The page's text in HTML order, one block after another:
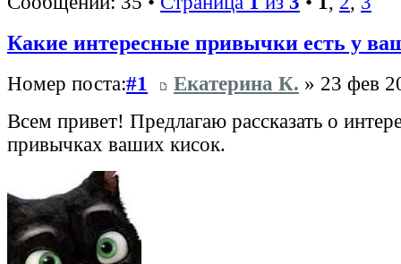
Какие интересные привычки есть у
Номер поста:#1 Екатерина К. » 23 фев
Всем привет! Предлагаю рассказать о
привычках ваших кисок.